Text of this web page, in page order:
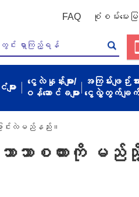
FAQ စုံစမ်းမေးမြ
း
ငွေလဲနှုန်းများ/
ဝန်ဆောင်ခများ
အကြမ်းဖျဉ်းအ
ငွေလွှဲတွက်ချက်
ာင်းလဲမည်နည်း။
ာသာစကားကို မည်